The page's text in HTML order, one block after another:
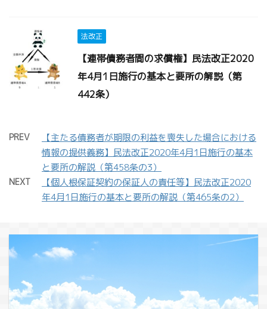
法改正
【連帯債務者間の求償権】民法改正2020
年4月1日施行の基本と要所の解説（第
442条）
PREV
【主たる債務者が期限の利益を喪失した場合における
情報の提供義務】民法改正2020年4月1日施行の基本
と要所の解説（第458条の3）
NEXT
【個人根保証契約の保証人の責任等】民法改正2020
年4月1日施行の基本と要所の解説（第465条の2）